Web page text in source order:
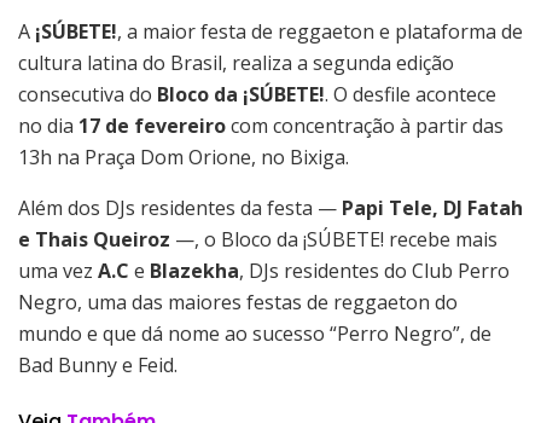
A ¡SÚBETE!, a maior festa de reggaeton e plataforma de
cultura latina do Brasil, realiza a segunda edição
consecutiva do Bloco da ¡SÚBETE!. O desfile acontece
no dia 17 de fevereirocom concentração à partir das
13h na Praça Dom Orione, no Bixiga.
Além dos DJs residentes da festa — Papi Tele, DJ Fatah
e Thais Queiroz —, o Bloco da ¡SÚBETE! recebe mais
uma vez A.C e Blazekha, DJs residentes do Club Perro
Negro, uma das maiores festas de reggaeton do
mundo e que dá nome ao sucesso “Perro Negro”, de
Bad Bunny e Feid.